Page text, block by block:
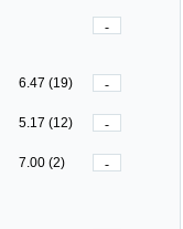
-
6.47 (19)
-
5.17 (12)
-
7.00 (2)
-